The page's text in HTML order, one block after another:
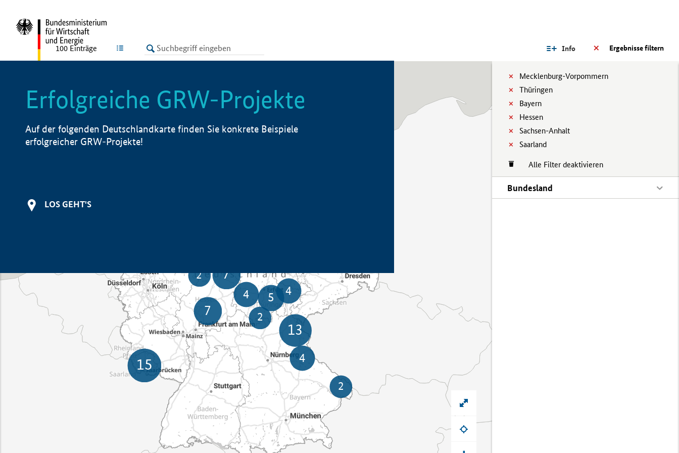
LISTE Ergebnisse filtern
Info
Mecklenburg-Vorpommern
Thüringen
Bayern
Hessen
Sachsen-Anhalt
Saarland
Alle Filter deaktivieren
Bundesland
100 Einträge
Erfolgreiche GRW-Projekte
Auf der folgenden Deutschlandkarte finden Sie konkrete Beispiele
erfolgreicher GRW-Projekte!
LOS GEHT'S